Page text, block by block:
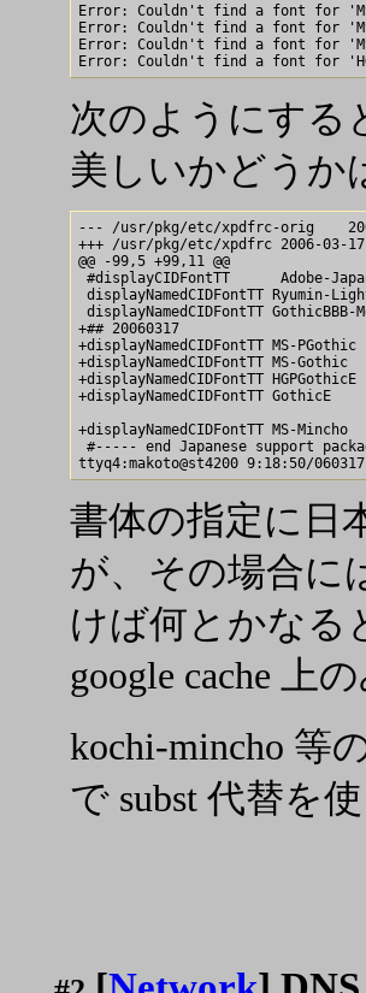
Error: Couldn't find a font for
Error: Couldn't find a font for
Error: Couldn't find a font for
次のようにする
美しいかどうか
--- /usr/pkg/etc/xpdfrc-orig
+++ /usr/pkg/etc/xpdfrc 2006-03-17
@@ -99,5 +99,11 @@
#displayCIDFontTT      Adobe-
displayNamedCIDFontTT
displayNamedCIDFontTT
+## 20060317
+displayNamedCIDFontTT MS-
+displayNamedCIDFontTT
+displayNamedCIDFontTT
+displayNamedCIDFontTT
+displayNamedCIDFontTT
#----- end Japanese support
書体の指定に日
が、その場合に
けば何とかなる
google cache 上の
kochi-mincho 等
で subst 代替を